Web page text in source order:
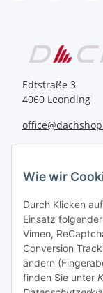
Edtstraße 3
4060 Leonding
Informationen
Wie wir
Durch Klicken
Einsatz
Vimeo,
Conversion
ändern
finden Sie unter